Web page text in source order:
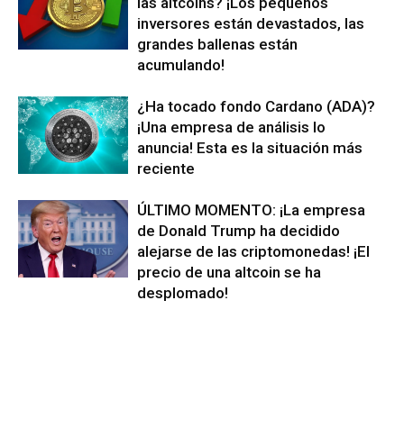
inversores están devastados, las
grandes ballenas están
acumulando!
¿Ha tocado fondo Cardano (ADA)?
¡Una empresa de análisis lo
anuncia! Esta es la situación más
reciente
ÚLTIMO MOMENTO: ¡La empresa
de Donald Trump ha decidido
alejarse de las criptomonedas! ¡El
precio de una altcoin se ha
desplomado!